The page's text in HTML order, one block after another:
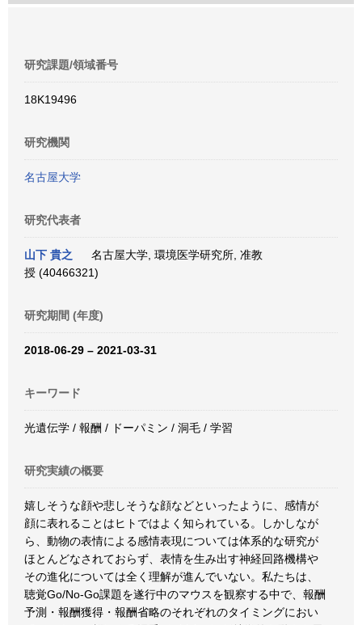
研究課題/領域番号
18K19496
研究機関
名古屋大学
研究代表者
山下 貴之
名古屋大学, 環境医学研究所, 准教
授 (40466321)
研究期間 (年度)
2018-06-29 – 2021-03-31
キーワード
光遺伝学 / 報酬 / ドーパミン / 洞毛 / 学習
研究実績の概要
嬉しそうな顔や悲しそうな顔などといったように、感情が
顔に表れることはヒトではよく知られている。しかしなが
ら、動物の表情による感情表現については体系的な研究が
ほとんどなされておらず、表情を生み出す神経回路機構や
その進化については全く理解が進んでいない。私たちは、
聴覚Go/No-Go課題を遂行中のマウスを観察する中で、報酬
予測・報酬獲得・報酬省略のそれぞれのタイミングにおい